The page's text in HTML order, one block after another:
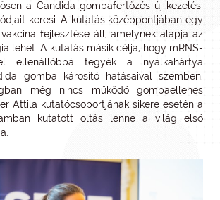
a Candida gombafertőzés új kezelési
keresi. A kutatás középpontjában egy
fejlesztése áll, amelynek alapja az
lehet. A kutatás másik célja, hogy mRNS-
ellenállóbbá tegyék a nyálkahártya
gomba károsító hatásaival szemben.
még nincs működő gombaellenes
Attila kutatócsoportjának sikere esetén a
kutatott oltás lenne a világ első